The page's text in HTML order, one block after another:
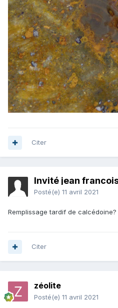
Citer
Invité jean
Posté(e) 11 avril 2021
Remplissage tardif de calcédoine?
Citer
zéolite
Posté(e) 11 avril 2021